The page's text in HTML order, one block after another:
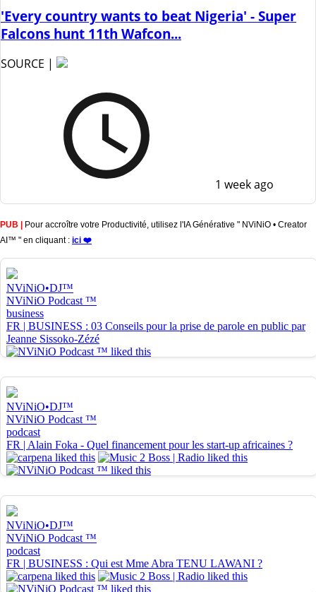
'Every country wants to beat Nigeria' - Super
Falcons hunt 11th Wafcon...
SOURCE |
1 week ago
PUB | Pour accroître votre Productivité, utilisez l'IA Générative " NViNiO • Creator
AI™ " en cliquant : ici ❤️